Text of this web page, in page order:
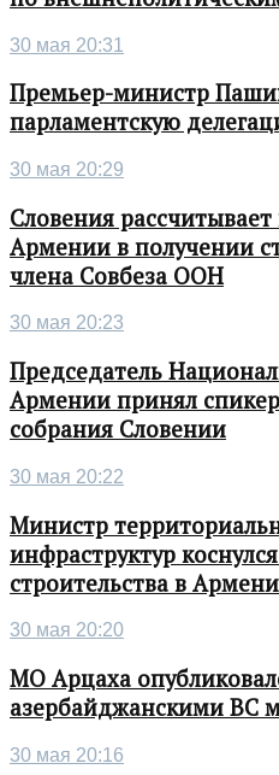
30 мая 20:31
Премьер-министр
парламентскую
30 мая 20:29
Словения
Армении в получении
члена Совбеза ООН
30 мая 20:23
Председатель
Армении принял
собрания Словении
30 мая 20:22
Министр
инфраструктур
строительства в
30 мая 20:20
МО Арцаха
азербайджанскими ВС
30 мая 20:16